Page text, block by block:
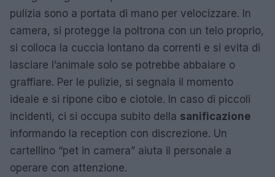
pulizia sono a portata di mano per velocizzare. In
camera, si protegge la poltrona con un telo proprio,
si colloca la cuccia lontano da correnti e si evita di
lasciare l’animale solo se potrebbe abbaiare o
graffiare. Per le pulizie, si segnala il momento
ideale e si ripone cibo e ciotole. In caso di piccoli
incidenti, ci si occupa subito della sanificazione
informando la reception con discrezione. Un
cartellino “pet in camera” aiuta il personale a
operare con attenzione.